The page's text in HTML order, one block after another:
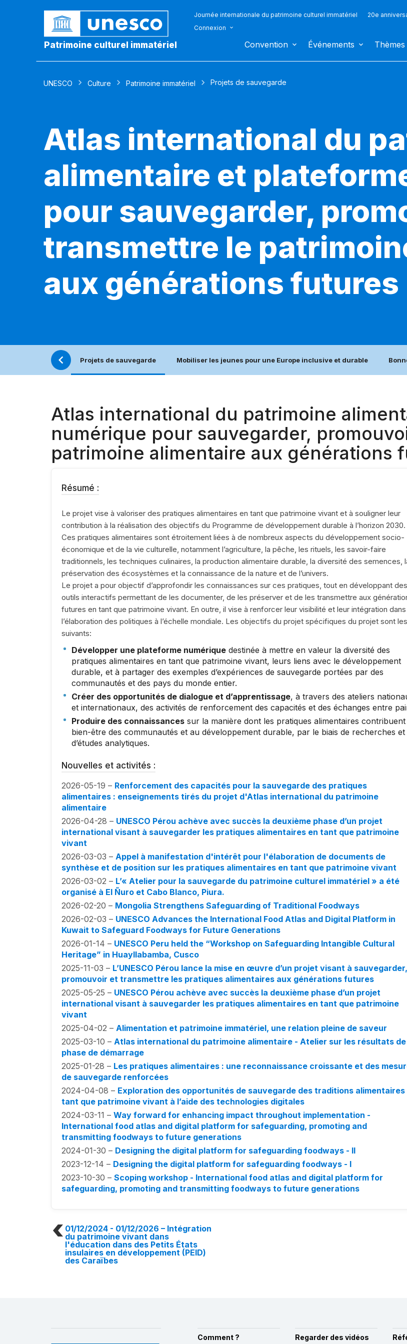
Patrimoine culturel immatériel
Journée internationale du patrimoine culturel immatériel 20e
Connexion
Convention Événements Thèmes
UNESCO Culture Patrimoine immatériel Projets de sauvegarde
Atlas international du
alimentaire et
pour sauvegarder,
transmettre le
aux générations futures
Projets de sauvegarde Mobiliser les jeunes pour une Europe inclusive et durable
Atlas international du patrimoine
numérique pour sauvegarder,
patrimoine alimentaire aux générations
Résumé :
Le projet vise à valoriser des pratiques alimentaires en tant que patrimoine vivant et à souligner leur
contribution à la réalisation des objectifs du Programme de développement durable à l’horizon 2030.
Ces pratiques alimentaires sont étroitement liées à de nombreux aspects du développement socio-
économique et de la vie culturelle, notamment l’agriculture, la pêche, les rituels, les savoir-faire
traditionnels, les techniques culinaires, la production alimentaire durable, la diversité des semences,
préservation des écosystèmes et la connaissance de la nature et de l’univers.
Le projet a pour objectif d’approfondir les connaissances sur ces pratiques, tout en développant des
outils interactifs permettant de les documenter, de les préserver et de les transmettre aux
futures en tant que patrimoine vivant. En outre, il vise à renforcer leur visibilité et leur intégration dans
l’élaboration des politiques à l’échelle mondiale. Les objectifs du projet spécifiques du projet sont les
suivants:
Développer une plateforme numérique destinée à mettre en valeur la diversité des
pratiques alimentaires en tant que patrimoine vivant, leurs liens avec le développement
durable, et à partager des exemples d’expériences de sauvegarde portées par des
communautés et des pays du monde entier.
Créer des opportunités de dialogue et d’apprentissage, à travers des ateliers
et internationaux, des activités de renforcement des capacités et des échanges entre
Produire des connaissances sur la manière dont les pratiques alimentaires
bien-être des communautés et au développement durable, par le biais de recherches et
d’études analytiques.
Nouvelles et activités :
2026-05-19 – Renforcement des capacités pour la sauvegarde des pratiques
alimentaires : enseignements tirés du projet d'Atlas international du patrimoine
alimentaire
2026-04-28 – UNESCO Pérou achève avec succès la deuxième phase d’un projet
international visant à sauvegarder les pratiques alimentaires en tant que patrimoine
vivant
2026-03-03 – Appel à manifestation d'intérêt pour l'élaboration de documents de
synthèse et de position sur les pratiques alimentaires en tant que patrimoine vivant
2026-03-02 – L’« Atelier pour la sauvegarde du patrimoine culturel immatériel » a été
organisé à El Ñuro et Cabo Blanco, Piura.
2026-02-20 – Mongolia Strengthens Safeguarding of Traditional Foodways
2026-02-03 – UNESCO Advances the International Food Atlas and Digital Platform in
Kuwait to Safeguard Foodways for Future Generations
2026-01-14 – UNESCO Peru held the “Workshop on Safeguarding Intangible Cultural
Heritage” in Huayllabamba, Cusco
2025-11-03 – L’UNESCO Pérou lance la mise en œuvre d’un projet visant à sauvegarder,
promouvoir et transmettre les pratiques alimentaires aux générations futures
2025-05-25 – UNESCO Pérou achève avec succès la deuxième phase d’un projet
international visant à sauvegarder les pratiques alimentaires en tant que patrimoine
vivant
2025-04-02 – Alimentation et patrimoine immatériel, une relation pleine de saveur
2025-03-10 – Atlas international du patrimoine alimentaire - Atelier sur les résultats de
phase de démarrage
2025-01-28 – Les pratiques alimentaires : une reconnaissance croissante et des
de sauvegarde renforcées
2024-04-08 – Exploration des opportunités de sauvegarde des traditions alimentaires
tant que patrimoine vivant à l’aide des technologies digitales
2024-03-11 – Way forward for enhancing impact throughout implementation -
International food atlas and digital platform for safeguarding, promoting and
transmitting foodways to future generations
2024-01-30 – Designing the digital platform for safeguarding foodways - II
2023-12-14 – Designing the digital platform for safeguarding foodways - I
2023-10-30 – Scoping workshop - International food atlas and digital platform for
safeguarding, promoting and transmitting foodways to future generations
01/12/2024 - 01/12/2026 – Intégration
du patrimoine vivant dans
l'éducation dans des Petits États
insulaires en développement (PEID)
des Caraïbes
Comment ? Regarder des vidéos